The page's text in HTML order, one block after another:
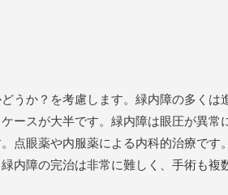
うか？を考慮します。緑内障の多くは
ースが大半です。緑内障は眼圧が異常
点眼薬や内服薬による内科的治療です
内障の完治は非常に難しく、手術も複